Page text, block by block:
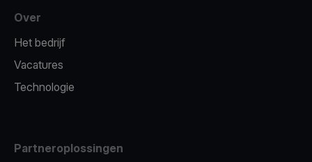
Over
Het bedrijf
Vacatures
Technologie
Partneroplossingen